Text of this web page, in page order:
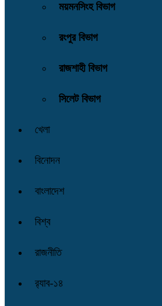
ময়মনসিংহ বিভাগ
রংপুর বিভাগ
রাজশাহী বিভাগ
সিলেট বিভাগ
খেলা
বিনোদন
বাংলাদেশ
বিশ্ব
রাজনীতি
র‌্যাব-১৪